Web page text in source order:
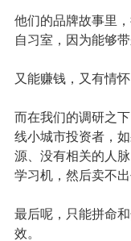
他们的品牌故事里
自习室，因为能够带
又能赚钱，又有情
而在我们的调研之
线小城市投资者，
源、没有相关的人
学习机，然后卖不出
最后呢，只能拼命
效。